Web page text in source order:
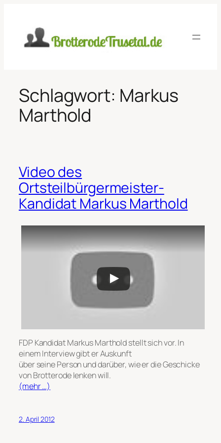
springen
Schlagwort: Markus
Marthold
Video des
Ortsteilbürgermeister-
Kandidat Markus Marthold
FDP Kandidat Markus Marthold stellt sich vor. In
einem Interview gibt er Auskunft
über seine Person und darüber, wie er die Geschicke
von Brotterode lenken will.
(mehr …)
2. April 2012